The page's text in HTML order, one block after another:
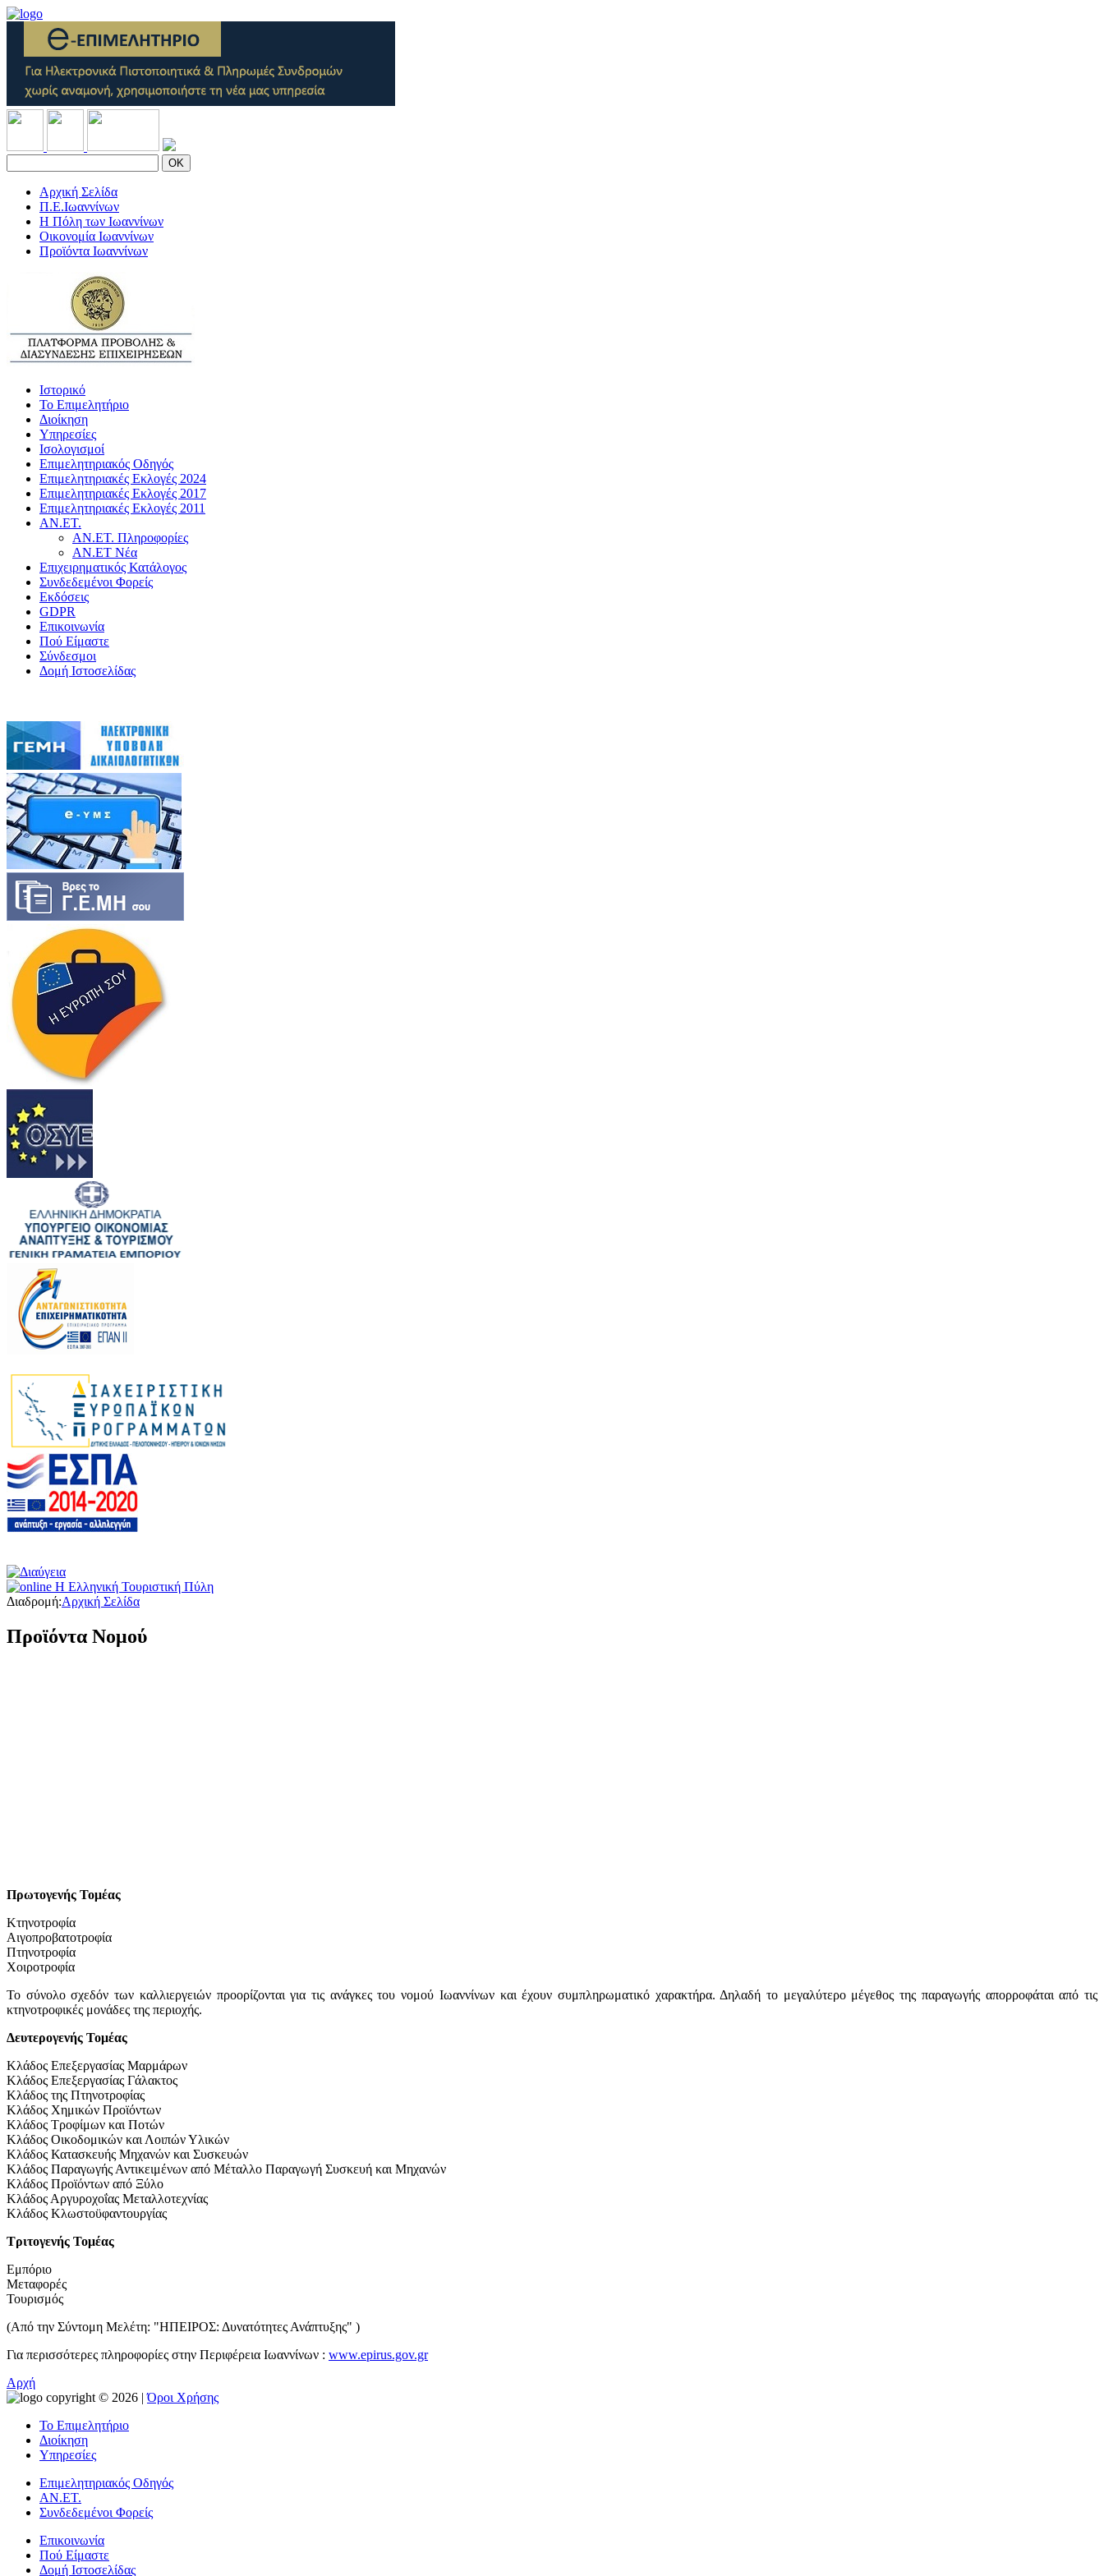
OK
Αρχική Σελίδα
Π.Ε.Ιωαννίνων
Η Πόλη των Ιωαννίνων
Οικονομία Ιωαννίνων
Προϊόντα Ιωαννίνων
Ιστορικό
Το Επιμελητήριο
Διοίκηση
Υπηρεσίες
Ισολογισμοί
Επιμελητηριακός Οδηγός
Επιμελητηριακές Εκλογές 2024
Επιμελητηριακές Εκλογές 2017
Επιμελητηριακές Εκλογές 2011
ΑΝ.ΕΤ.
ΑΝ.ΕΤ. Πληροφορίες
ΑΝ.ΕΤ Νέα
Επιχειρηματικός Κατάλογος
Συνδεδεμένοι Φορείς
Εκδόσεις
GDPR
Επικοινωνία
Πού Είμαστε
Σύνδεσμοι
Δομή Ιστοσελίδας
Διαδρομή:Αρχική Σελίδα
Προϊόντα Νομού
Πρωτογενής Τομέας
Κτηνοτροφία
Αιγοπροβατοτροφία
Πτηνοτροφία
Χοιροτροφία
Το σύνολο σχεδόν των καλλιεργειών προορίζονται για τις ανάγκες του νομού Ιωαννίνων και έχουν συμπληρωματικό χαρακτήρα. Δηλαδή το μεγαλύτερο μέγεθος της παραγωγής απορροφάται από τις
κτηνοτροφικές μονάδες της περιοχής.
Δευτερογενής Τομέας
Κλάδος Επεξεργασίας Μαρμάρων
Κλάδος Επεξεργασίας Γάλακτος
Κλάδος της Πτηνοτροφίας
Κλάδος Χημικών Προϊόντων
Κλάδος Τροφίμων και Ποτών
Κλάδος Οικοδομικών και Λοιπών Υλικών
Κλάδος Κατασκευής Μηχανών και Συσκευών
Κλάδος Παραγωγής Αντικειμένων από Μέταλλο Παραγωγή Συσκευή και Μηχανών
Κλάδος Προϊόντων από Ξύλο
Κλάδος Αργυροχοΐας Μεταλλοτεχνίας
Κλάδος Κλωστοϋφαντουργίας
Τριτογενής Τομέας
Εμπόριο
Μεταφορές
Τουρισμός
(Από την Σύντομη Μελέτη: "ΗΠΕΙΡΟΣ: Δυνατότητες Ανάπτυξης" )
Για περισσότερες πληροφορίες στην Περιφέρεια Ιωαννίνων : www.epirus.gov.gr
Αρχή
copyright © 2026 |Όροι Χρήσης
Το Επιμελητήριο
Διοίκηση
Υπηρεσίες
Επιμελητηριακός Οδηγός
ΑΝ.ΕΤ.
Συνδεδεμένοι Φορείς
Επικοινωνία
Πού Είμαστε
Δομή Ιστοσελίδας